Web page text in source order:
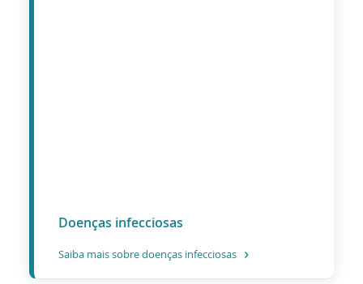
Doenças infecciosas
Saiba mais sobre doenças infecciosas